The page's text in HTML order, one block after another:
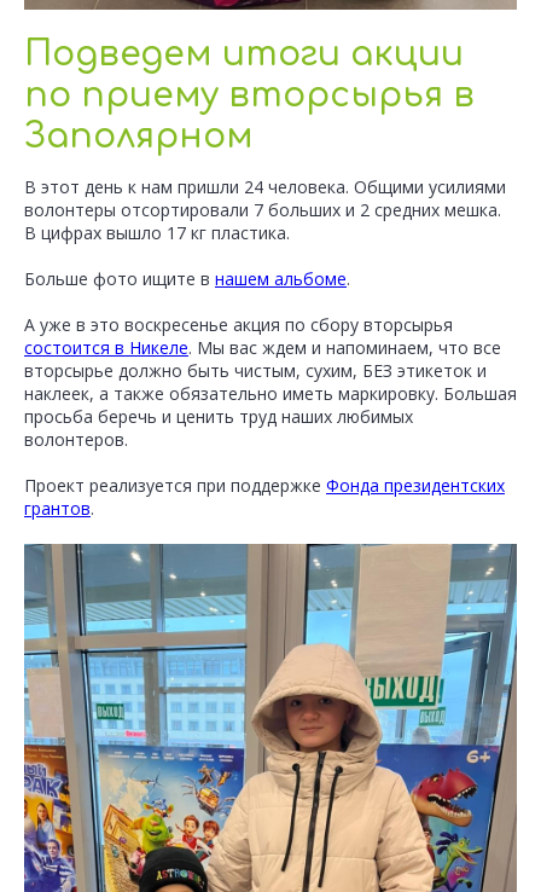
Подведем итоги акции
по приему вторсырья в
Заполярном
В этот день к нам пришли 24 человека. Общими усилиями
волонтеры отсортировали 7 больших и 2 средних мешка.
В цифрах вышло 17 кг пластика.
Больше фото ищите в нашем альбоме.
А уже в это воскресенье акция по сбору вторсырья
состоится в Никеле. Мы вас ждем и напоминаем, что все
вторсырье должно быть чистым, сухим, БЕЗ этикеток и
наклеек, а также обязательно иметь маркировку. Большая
просьба беречь и ценить труд наших любимых
волонтеров.
Проект реализуется при поддержке Фонда президентских
грантов.